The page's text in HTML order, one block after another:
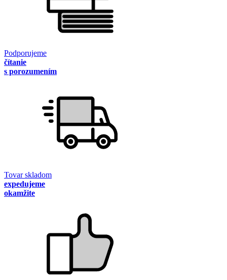
Podporujeme
čítanie
s porozumením
Tovar skladom
expedujeme
okamžite